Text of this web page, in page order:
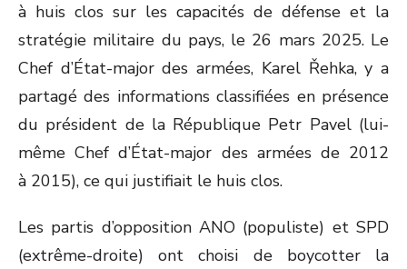
à huis clos sur les capacités de défense et la
stratégie militaire du pays, le 26 mars 2025. Le
Chef d’État-major des armées, Karel Řehka, y a
partagé des informations classifiées en présence
du président de la République Petr Pavel (lui-
même Chef d’État-major des armées de 2012
à 2015), ce qui justifiait le huis clos.
Les partis d’opposition ANO (populiste) et SPD
(extrême-droite) ont choisi de boycotter la